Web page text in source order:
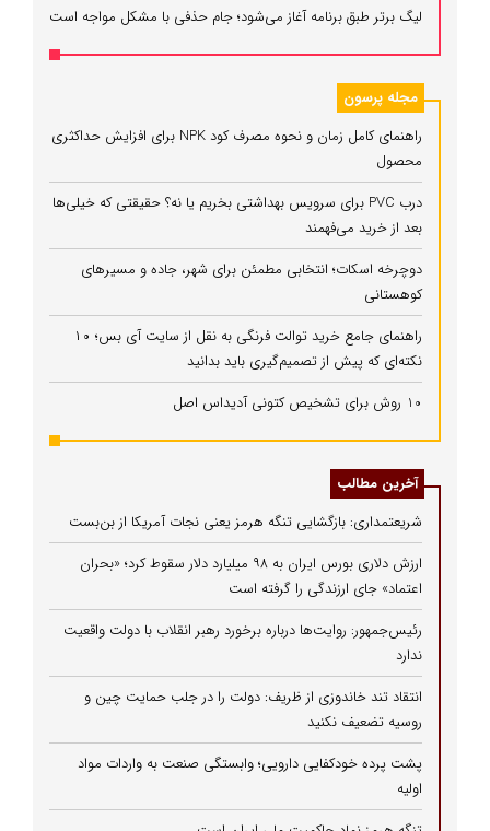
لیگ برتر طبق برنامه آغاز می‌شود؛ جام حذفی با مشکل مواجه است
مجله پرسون
راهنمای کامل زمان و نحوه مصرف کود NPK برای افزایش حداکثری
محصول
درب PVC برای سرویس بهداشتی بخریم یا نه؟ حقیقتی که خیلی‌ها
بعد از خرید می‌فهمند
دوچرخه اسکات؛ انتخابی مطمئن برای شهر، جاده و مسیرهای
کوهستانی
راهنمای جامع خرید توالت فرنگی به نقل از سایت آی بس؛ ۱۰
نکته‌ای که پیش از تصمیم‌گیری باید بدانید
10 روش برای تشخیص کتونی آدیداس اصل
آخرین مطالب
شریعتمداری: بازگشایی تنگه هرمز یعنی نجات آمریکا از بن‌بست
ارزش دلاری بورس ایران به ۹۸ میلیارد دلار سقوط کرد؛ «بحران
اعتماد» جای ارزندگی را گرفته است
رئیس‌جمهور: روایت‌ها درباره برخورد رهبر انقلاب با دولت واقعیت
ندارد
انتقاد تند خاندوزی از ظریف: دولت را در جلب حمایت چین و
روسیه تضعیف نکنید
پشت پرده خودکفایی دارویی؛ وابستگی صنعت به واردات مواد
اولیه